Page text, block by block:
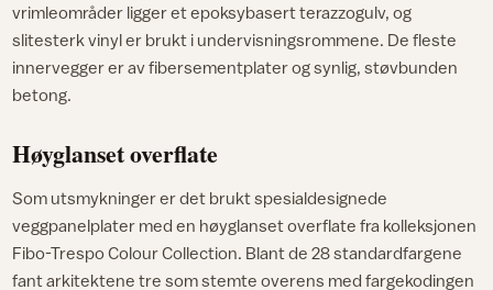
vrimleområder ligger et epoksybasert terazzogulv, og
slitesterk vinyl er brukt i undervisningsrommene. De fleste
innervegger er av fibersementplater og synlig, støvbunden
betong.
Høyglanset overflate
Som utsmykninger er det brukt spesialdesignede
veggpanelplater med en høyglanset overflate fra kolleksjonen
Fibo-Trespo Colour Collection. Blant de 28 standardfargene
fant arkitektene tre som stemte overens med fargekodingen